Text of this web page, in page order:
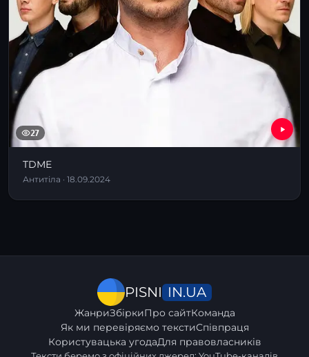
27
TDME
Антитіла · 18.09.2024
PISNI IN.UA
ЖанриЗбіркиПро сайтКоманда
Як ми перевіряємо текстиСпівпраця
Користувацька угодаДля правовласників